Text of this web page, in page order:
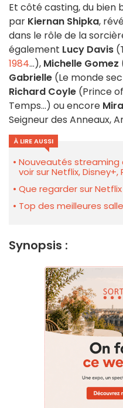
Et côté casting, du bien
par Kiernan Shipka,
dans le rôle de la
également Lucy Davis
1984...), Michelle Gomez
Gabrielle (Le monde
Richard Coyle (Prince
Temps...) ou encore
Seigneur des Anneaux,
À LIRE AUSSI
Nouveautés streaming
voir sur Netflix, Disney+,
Que regarder sur
Top des meilleures
Synopsis :